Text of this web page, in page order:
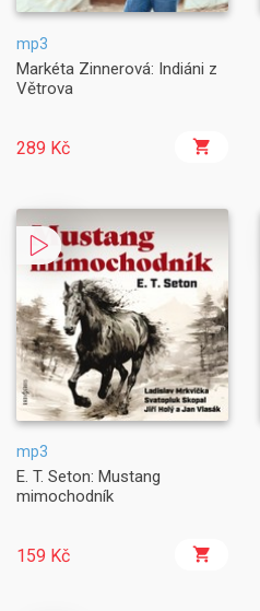
mp3
Markéta Zinnerová: Indiáni z
Větrova
289 Kč
mp3
E. T. Seton: Mustang
mimochodník
159 Kč